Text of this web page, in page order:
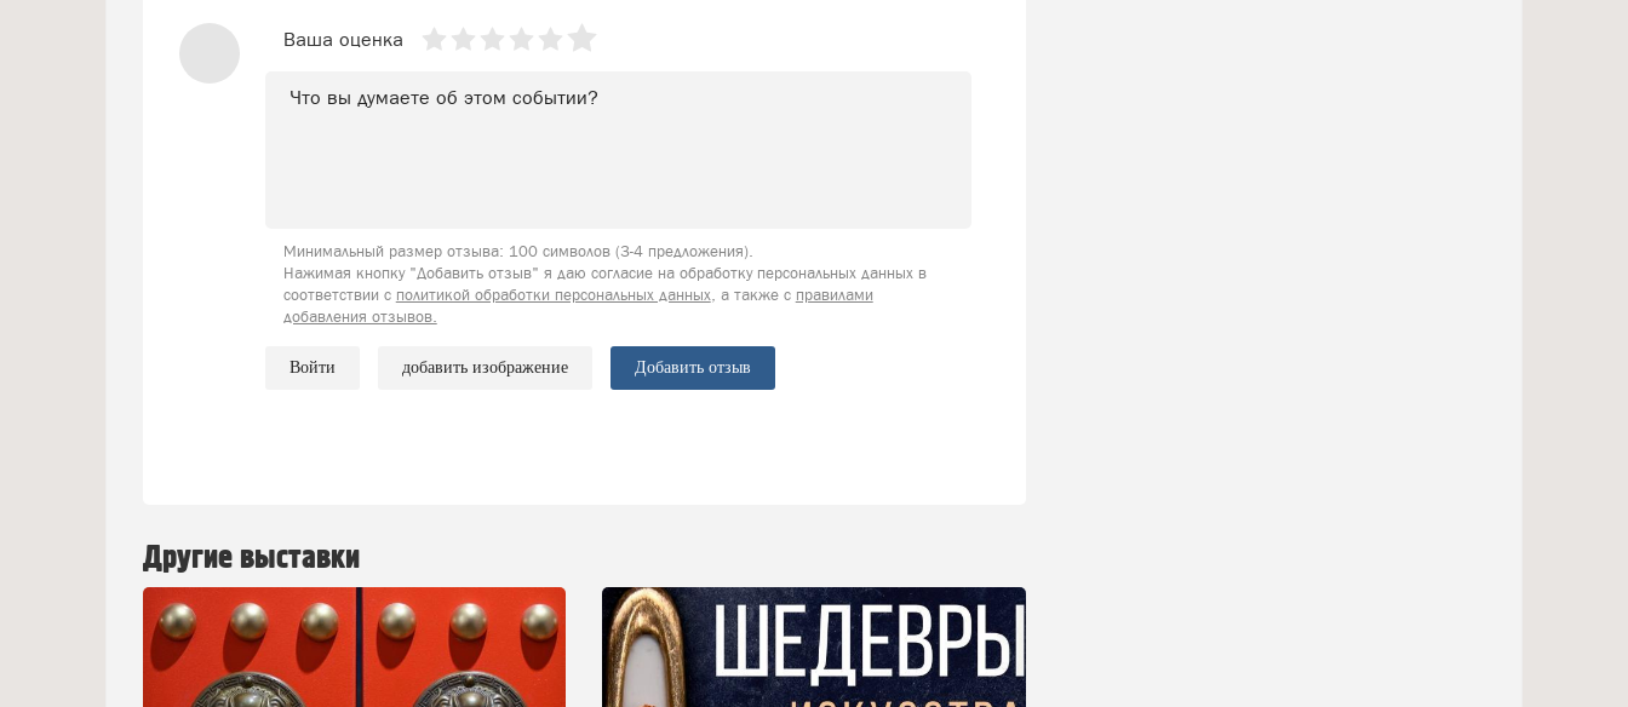
Ваша оценка
Минимальный размер отзыва: 100 символов (3-4 предложения).
Нажимая кнопку "Добавить отзыв" я даю согласие на обработку персональных данных в
соответствии с политикой обработки персональных данных , а также с правилами
добавления отзывов.
Войти добавить изображение Добавить отзыв
Другие выставки